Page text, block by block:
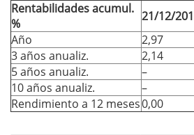
Rentabilidades acumul.
%
21/12/
Año
2,97
3 años anualiz.
2,14
5 años anualiz.
–
10 años anualiz.
–
Rendimiento a 12 meses0,00